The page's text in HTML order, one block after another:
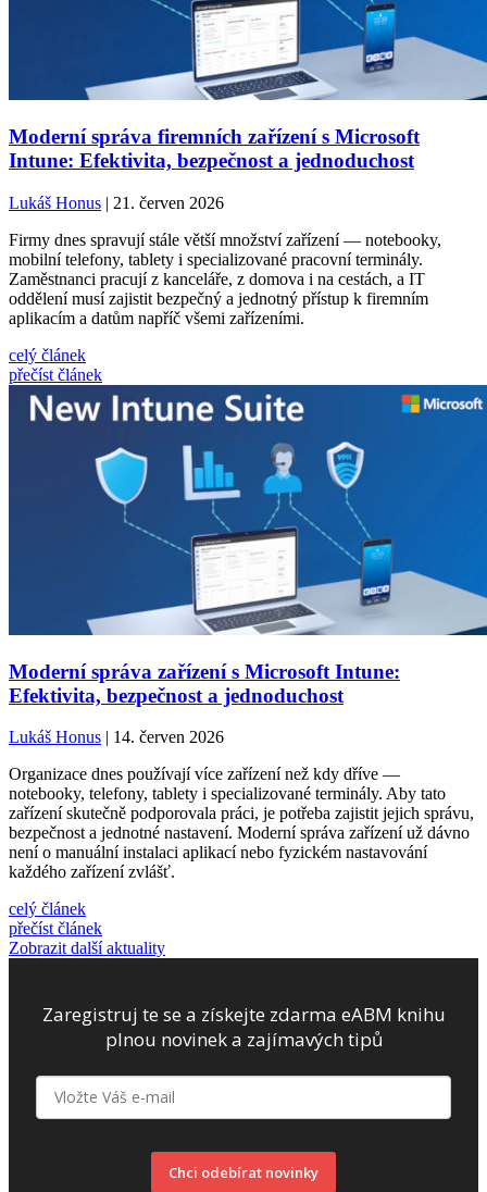
Moderní správa firemních zařízení s Microsoft
Intune: Efektivita, bezpečnost a jednoduchost
Lukáš Honus | 21. červen 2026
Firmy dnes spravují stále větší množství zařízení — notebooky,
mobilní telefony, tablety i specializované pracovní terminály.
Zaměstnanci pracují z kanceláře, z domova i na cestách, a IT
oddělení musí zajistit bezpečný a jednotný přístup k firemním
aplikacím a datům napříč všemi zařízeními.
celý článek
přečíst článek
Moderní správa zařízení s Microsoft Intune:
Efektivita, bezpečnost a jednoduchost
Lukáš Honus | 14. červen 2026
Organizace dnes používají více zařízení než kdy dříve —
notebooky, telefony, tablety i specializované terminály. Aby tato
zařízení skutečně podporovala práci, je potřeba zajistit jejich správu,
bezpečnost a jednotné nastavení. Moderní správa zařízení už dávno
není o manuální instalaci aplikací nebo fyzickém nastavování
každého zařízení zvlášť.
celý článek
přečíst článek
Zobrazit další aktuality
Zaregistruj te se a získejte zdarma eABM knihu
plnou novinek a zajímavých tipů
Chci odebírat novinky